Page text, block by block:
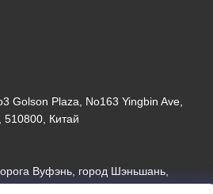
Golson Plaza, No163 Yingbin Ave,
510800, Китай
Вуфэнь, город Шэньшань,
Китай